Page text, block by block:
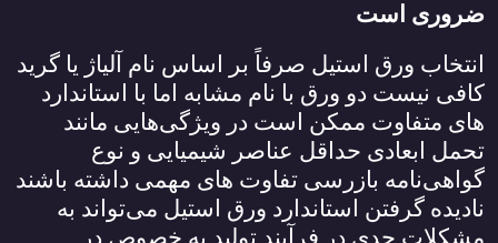
ضروری است
انتخاب ورق استیل صرفاً بر اساس نام آلیاژ یا گرید
کافی نیست دو ورق با نام مشابه اما با استاندارد
های متفاوت ممکن است در ویژگی‌هایی مانند
تحمل ابعادی حداقل عناصر شیمیایی و نوع
گواهی‌نامه بازرسی تفاوت‌ های مهمی داشته باشند
نادیده گرفتن استاندارد ورق استیل می‌تواند به
مشکلات جدی در فرآیند تولید به خصوص در